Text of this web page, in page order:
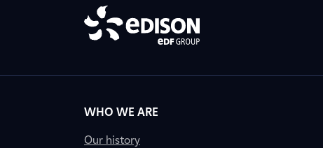
WHO WE ARE
Our history